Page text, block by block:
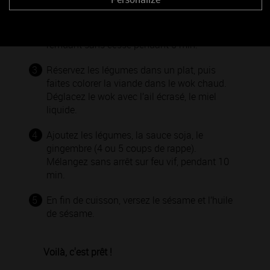
remuant sans cesse pendant 5 min.
3
Réservez les légumes dans un plat, puis
faites colorer la viande dans le wok chaud.
Déglacez le wok avec l’ail écrasé, le miel
liquide.
4
Ajoutez les légumes, la sauce soja, le
gingembre (4 ou 5 coups de rappe).
Mélangez sans arrêt sur feu vif, pendant 10
min.
5
En fin de cuisson, versez le sésame et l’huile
de sésame.
Voilà, c'est prêt !